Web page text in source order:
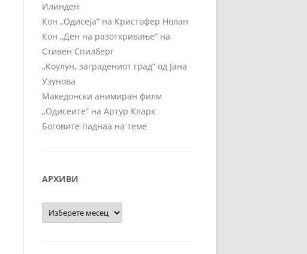
Илинден
Кон „Одисеја“ на Кристофер Нолан
Кон „Ден на разоткривање“ на
Стивен Спилберг
„Коулун, заградениот град“ од Јана
Узунова
Македонски анимиран филм
„Одисеите“ на Артур Кларк
Боговите паднаа на теме
АРХИВИ
Архиви